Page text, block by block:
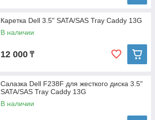
Каретка Dell 3.5" SATA/SAS Tray Caddy 13G
В наличии
12 000 ₸
Салазка Dell F238F для жесткого диска 3.5"
SATA/SAS Tray Caddy 13G
В наличии